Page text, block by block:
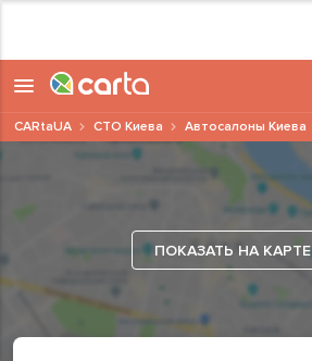
ПОКАЗАТЬ НА КАРТЕ
CARtaUA СТО Киева Автосалоны Киева